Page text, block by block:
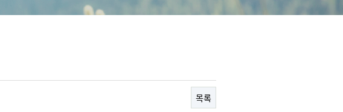
목록